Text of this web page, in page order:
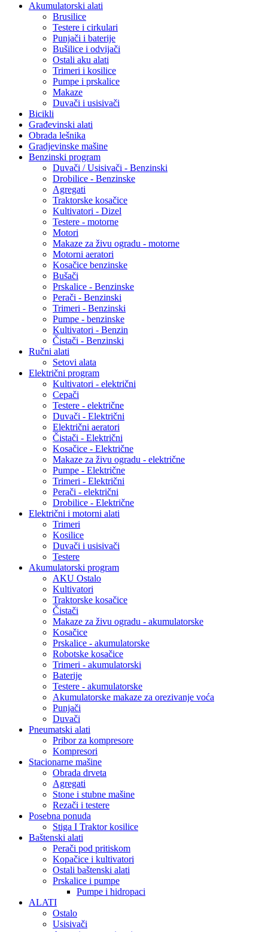
Akumulatorski alati
Brusilice
Testere i cirkulari
Punjači i baterije
Bušilice i odvijači
Ostali aku alati
Trimeri i kosilice
Pumpe i prskalice
Makaze
Duvači i usisivači
Bicikli
Građevinski alati
Obrada lešnika
Gradjevinske mašine
Benzinski program
Duvači / Usisivači - Benzinski
Drobilice - Benzinske
Agregati
Traktorske kosačice
Kultivatori - Dizel
Testere - motorne
Motori
Makaze za živu ogradu - motorne
Motorni aeratori
Kosačice benzinske
Bušači
Prskalice - Benzinske
Perači - Benzinski
Trimeri - Benzinski
Pumpe - benzinske
Kultivatori - Benzin
Čistači - Benzinski
Ručni alati
Setovi alata
Električni program
Kultivatori - električni
Cepači
Testere - električne
Duvači - Električni
Električni aeratori
Čistači - Električni
Kosačice - Električne
Makaze za živu ogradu - električne
Pumpe - Električne
Trimeri - Električni
Perači - električni
Drobilice - Električne
Električni i motorni alati
Trimeri
Kosilice
Duvači i usisivači
Testere
Akumulatorski program
AKU Ostalo
Kultivatori
Traktorske kosačice
Čistači
Makaze za živu ogradu - akumulatorske
Kosačice
Prskalice - akumulatorske
Robotske kosačice
Trimeri - akumulatorski
Baterije
Testere - akumulatorske
Akumulatorske makaze za orezivanje voća
Punjači
Duvači
Pneumatski alati
Pribor za kompresore
Kompresori
Stacionarne mašine
Obrada drveta
Agregati
Stone i stubne mašine
Rezači i testere
Posebna ponuda
Stiga I Traktor kosilice
Baštenski alati
Perači pod pritiskom
Kopačice i kultivatori
Ostali baštenski alati
Prskalice i pumpe
Pumpe i hidropaci
ALATI
Ostalo
Usisivači